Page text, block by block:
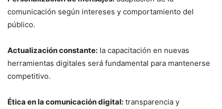
comunicación según intereses y comportamiento del
público.
Actualización constante: la capacitación en nuevas
herramientas digitales será fundamental para mantenerse
competitivo.
Ética en la comunicación digital: transparencia y